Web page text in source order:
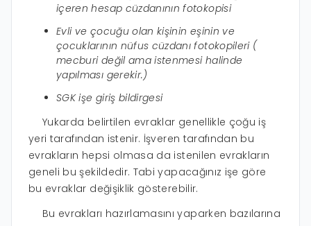
içeren hesap cüzdanının fotokopisi
Evli ve çocuğu olan kişinin eşinin ve
çocuklarının nüfus cüzdanı fotokopileri (
mecburi değil ama istenmesi halinde
yapılması gerekir.)
SGK işe giriş bildirgesi
Yukarda belirtilen evraklar genellikle çoğu iş
yeri tarafından istenir. İşveren tarafından bu
evrakların hepsi olmasa da istenilen evrakların
geneli bu şekildedir. Tabi yapacağınız işe göre
bu evraklar değişiklik gösterebilir.
Bu evrakları hazırlamasını yaparken bazılarına